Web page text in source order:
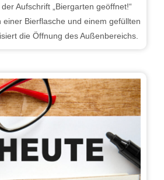
Aufschrift „Biergarten geöffnet!“
Bierflasche und einem gefüllten
die Öffnung des Außenbereichs.